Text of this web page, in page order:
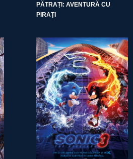
PĂTRAȚI: AVENTURĂ CU
PIRAȚI